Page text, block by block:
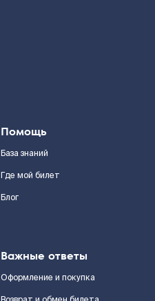
Помощь
База знаний
Где мой билет
Блог
Важные ответы
Оформление и покупка